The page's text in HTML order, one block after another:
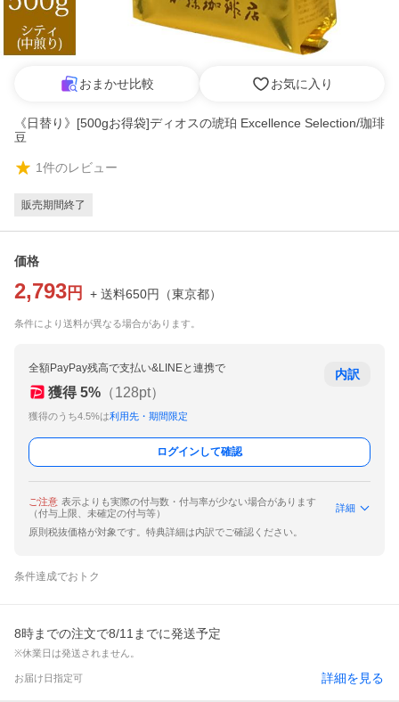
おまかせ比較 お気に入り
《日替り》[500gお得袋]ディオスの琥珀 Excellence Selection/珈琲
豆
1件のレビュー
販売期間終了
価格
2,793 円 + 送料650円 （東京都）
条件により送料が異なる場合があります。
全額PayPay残高で支払い&LINEと連携で
獲得 5% （128pt）
獲得のうち4.5%は利用先・期間限定
内訳
ログインして確認
ご注意 表示よりも実際の付与数・付与率が少ない場合があります
（付与上限、未確定の付与等）
詳細
原則税抜価格が対象です。特典詳細は内訳でご確認ください。
条件達成でおトク
8時までの注文で8/11までに発送予定
※休業日は発送されません。
お届け日指定可 詳細を見る